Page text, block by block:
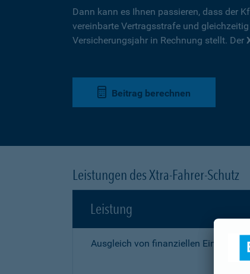
Dann kann es Ihnen passieren, dass der
vereinbarte Vertragsstrafe und
Versicherungsjahr in Rechnung stellt. Der
Beitrag berechnen
Leistungen des Xtra-Fahrer-Schutz
Leistung
Ausgleich von finanziellen Einbußen